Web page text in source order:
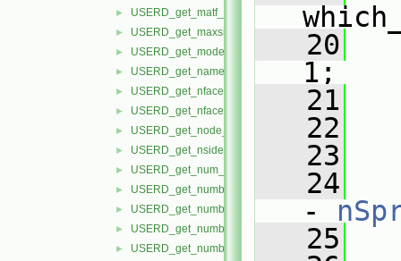
► USERD_get_matf_var_info.H
► USERD_get_maxsize_info.H
► USERD_get_model_extents.H
► USERD_get_name_of_reader.H
► USERD_get_nfaced_conn.H
► USERD_get_nfaced_nodes_per_face.H
► USERD_get_node_label_status.H
► USERD_get_nsided_conn.H
► USERD_get_num_of_time_steps.H
► USERD_get_number_of_files_in_dataset.H
► USERD_get_number_of_material_sets.H
► USERD_get_number_of_materials.H
► USERD_get_number_of_model_parts.H
   20
1;
   21
   22
   23
   24
-
   25